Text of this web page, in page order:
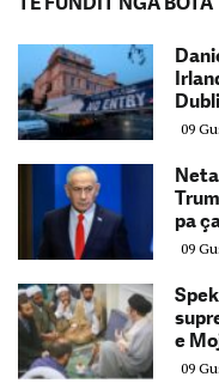
09
pa
09
e
09